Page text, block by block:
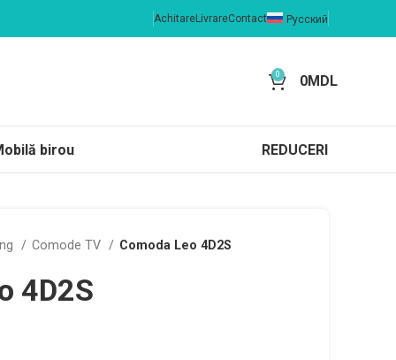
AchitareLivrareContact Русский
0 0MDL
birou REDUCERI
Comode TV Comoda Leo 4D2S
4D2S